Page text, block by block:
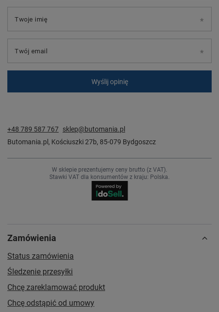
Twoje imię
Twój email
Wyślij opinię
+48 789 587 767 sklep@butomania.pl
Butomania.pl , Kościuszki 27b, 85-079 Bydgoszcz
W sklepie prezentujemy ceny brutto (z VAT).
Stawki VAT dla konsumentów z kraju: Polska.
Zamówienia
Status zamówienia
Śledzenie przesyłki
Chcę zareklamować produkt
Chcę odstąpić od umowy